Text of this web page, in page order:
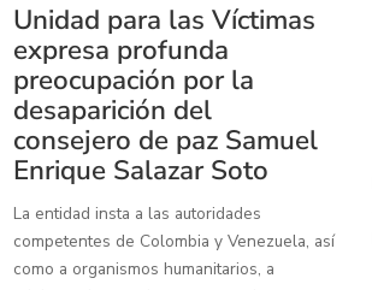
Unidad para las Víctimas
expresa profunda
preocupación por la
desaparición del
consejero de paz Samuel
Enrique Salazar Soto
La entidad insta a las autoridades
competentes de Colombia y Venezuela, así
como a organismos humanitarios, a